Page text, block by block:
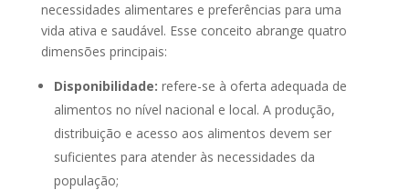
necessidades alimentares e preferências para uma
vida ativa e saudável. Esse conceito abrange quatro
dimensões principais:
Disponibilidade: refere-se à oferta adequada de
alimentos no nível nacional e local. A produção,
distribuição e acesso aos alimentos devem ser
suficientes para atender às necessidades da
população;